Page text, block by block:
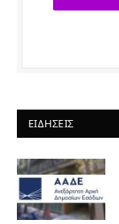
ΕΙΔΉΣΕΙΣ